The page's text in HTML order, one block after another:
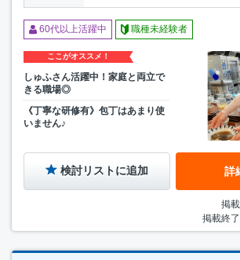
60代以上活躍中 職種未経験者
ここがオススメ！
しゅふさん活躍中！家庭と両立で
きる職場◎
《丁寧な研修有》包丁はあまり使
いません♪
検討リストに追加 詳
掲
掲載終